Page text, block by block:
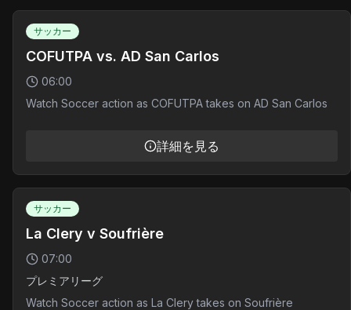
サッカー
COFUTPA vs. AD San Carlos
06:00
Watch Soccer action as COFUTPA takes on AD San Carlos
詳細を見る
サッカー
La Clery v Soufrière
07:00
プレミアリーグ
Watch Soccer action as La Clery takes on Soufrière